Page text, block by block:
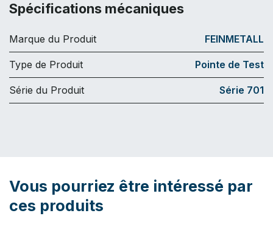
Spécifications mécaniques
Marque du Produit FEINMETALL
Type de Produit Pointe de Test
Série du Produit Série 701
Vous pourriez être intéressé par
ces produits